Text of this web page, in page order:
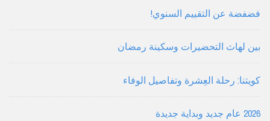
فضفضة عن التقييم السنوي!
بين لهاث التحضيرات وسكينة رمضان
كويتنا: رحلة العِشرة وتفاصيل الوفاء
2026 عام جديد وبداية جديدة